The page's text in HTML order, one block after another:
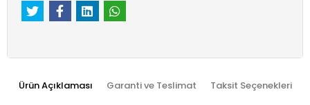
Ürün Açıklaması Garanti ve Teslimat Taksit Seçenekleri